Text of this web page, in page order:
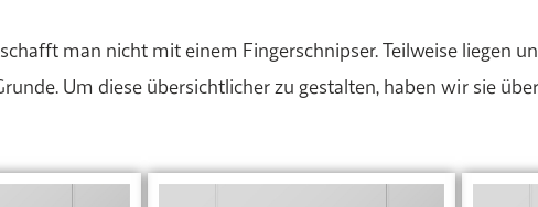
man nicht mit einem Fingerschnipser. Teilweise liegen
Um diese übersichtlicher zu gestalten, haben wir sie